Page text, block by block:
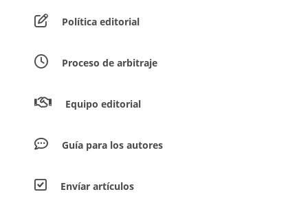
Política editorial
Proceso de arbitraje
Equipo editorial
Guía para los autores
Envíar artículos